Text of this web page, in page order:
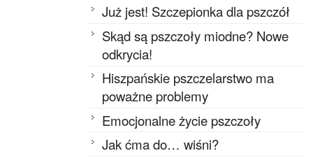
Już jest! Szczepionka dla pszczół
Skąd są pszczoły miodne? Nowe
odkrycia!
Hiszpańskie pszczelarstwo ma
poważne problemy
Emocjonalne życie pszczoły
Jak ćma do… wiśni?